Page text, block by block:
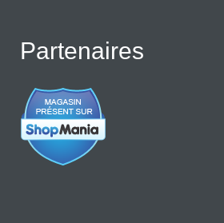
Partenaires